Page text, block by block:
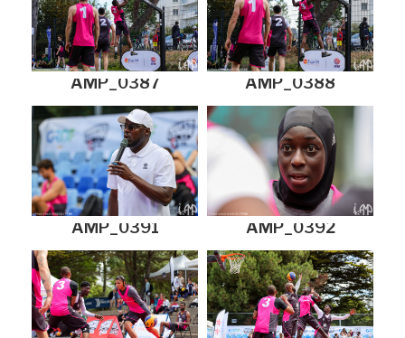
AMP_0387 AMP_0388
AMP_0391 AMP_0392